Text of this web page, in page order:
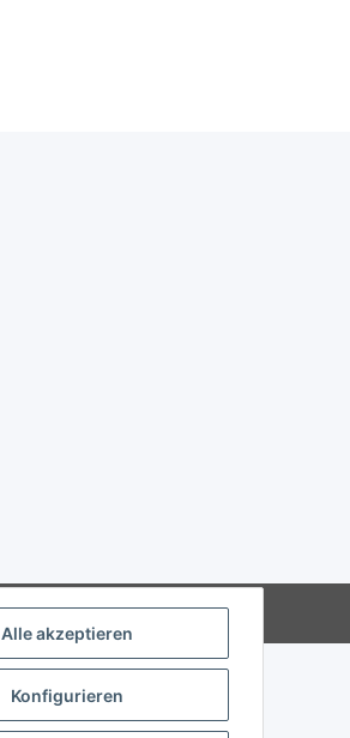
Alle akzeptieren
Konfigurieren
Powered byJTL-Shop